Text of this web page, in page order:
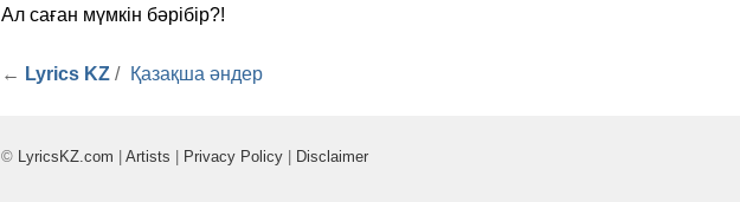
Ал саған мүмкін бәрібір?!
← Lyrics KZ / Қазақша әндер
© LyricsKZ.com Artists Privacy Policy Disclaimer